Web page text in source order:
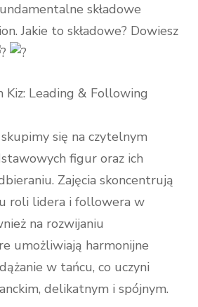
składowe
Jakie to składowe? Dowiesz
Kiz: Leading & Following
się na czytelnym
figur oraz ich
Zajęcia skoncentrują
roli lidera i followera w
na rozwijaniu
umożliwiają harmonijne
w tańcu, co uczyni
delikatnym i spójnym.